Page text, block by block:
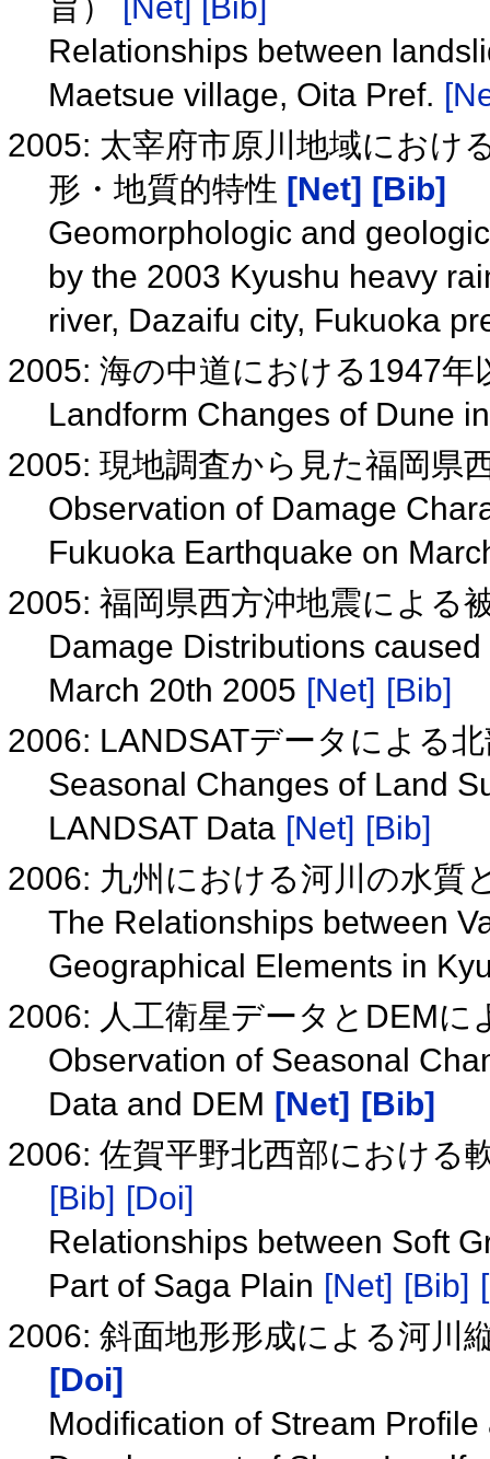
Relationships between
Maetsue village, Oita Pref.
2005: 太宰府市原川地域におけ
形・地質的特性 [Net] [Bib]
Geomorphologic and
by the 2003 Kyushu heavy
river, Dazaifu city, Fukuoka
2005: 海の中道における1947
Landform Changes of Dune
2005: 現地調査から見た福岡県
Observation of Damage
Fukuoka Earthquake on
2005: 福岡県西方沖地震による
Damage Distributions
March 20th 2005 [Net] [Bib]
2006: LANDSATデータによる
Seasonal Changes of Land
LANDSAT Data [Net] [Bib]
2006: 九州における河川の水質
The Relationships between
Geographical Elements in
2006: 人工衛星データとDEM
Observation of Seasonal
Data and DEM [Net] [Bib]
2006: 佐賀平野北西部における
[Bib] [Doi]
Relationships between Soft
Part of Saga Plain [Net] [Bib]
2006: 斜面地形形成による河川
[Doi]
Modification of Stream